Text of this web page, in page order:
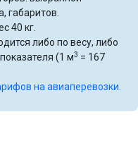
габаритов.
40 кг.
либо по весу, либо
(1 м3 = 167
на авиаперевозки.